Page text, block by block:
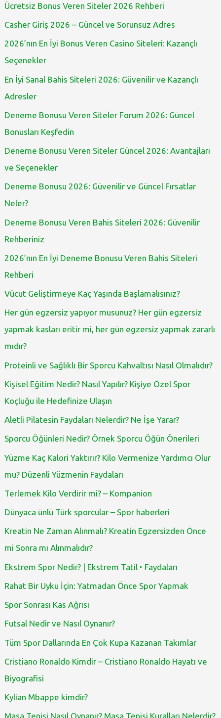
Ücretsiz Bonus Veren Siteler 2026 Rehberi
Casher Giriş 2026 – Güncel ve Sorunsuz Adres
2026’nın En İyi Bonus Veren Casino Siteleri: Kazançlı
Seçenekler
En İyi Sanal Bahis Siteleri 2026: Güvenilir ve Kazançlı
Adresler
Deneme Bonusu Veren Siteler Forum 2026: Güncel
Bonusları Keşfedin
Deneme Bonusu Veren Siteler Güncel 2026: Avantajları
ve Seçenekler
Deneme Bonusu 2026: Güvenilir ve Güncel Fırsatlar
Neler?
Deneme Bonusu Veren Bahis Siteleri 2026: Güvenilir
Rehberiniz
2026’nın En İyi Deneme Bonusu Veren Bahis Siteleri
Rehberi
Vücut Geliştirmeye Kaç Yaşında Başlamalısınız?
Her gün egzersiz yapıyor musunuz? Her gün egzersiz
yapmak kasları eritir mi, her gün egzersiz yapmak zararlı
mıdır?
Proteinli ve Sağlıklı Bir Sporcu Kahvaltısı Nasıl Olmalıdır?
Kişisel Eğitim Nedir? Nasıl Yapılır? Kişiye Özel Spor
Koçluğu ile Hedefinize Ulaşın
Aletli Pilatesin Faydaları Nelerdir? Ne İşe Yarar?
Sporcu Öğünleri Nedir? Örnek Sporcu Öğün Önerileri
Yüzme Kaç Kalori Yaktırır? Kilo Vermenize Yardımcı Olur
mu? Düzenli Yüzmenin Faydaları
Terlemek Kilo Verdirir mi? – Kompanion
Dünyaca ünlü Türk sporcular – Spor haberleri
Kreatin Ne Zaman Alınmalı? Kreatin Egzersizden Önce
mi Sonra mı Alınmalıdır?
Ekstrem Spor Nedir? | Ekstrem Tatil ‣ Faydaları
Rahat Bir Uyku İçin: Yatmadan Önce Spor Yapmak
Spor Sonrası Kas Ağrısı
Futsal Nedir ve Nasıl Oynanır?
Tüm Spor Dallarında En Çok Kupa Kazanan Takımlar
Cristiano Ronaldo Kimdir – Cristiano Ronaldo Hayatı ve
Biyografisi
Kylian Mbappe kimdir?
Masa Tenisi Nasıl Oynanır? Masa Tenisi Kuralları Nelerdir?